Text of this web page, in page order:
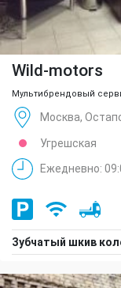
Wild-motors
Мультибрендовый
Москва,
Угрешская
Ежедневно:
Зубчатый шкив